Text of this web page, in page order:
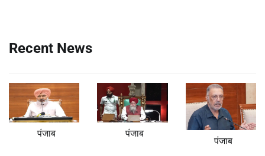
Recent News
पंजाब पंजाब
पंजाब